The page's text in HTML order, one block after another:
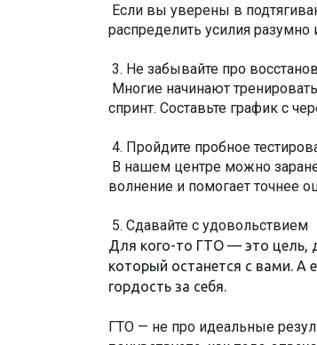
Если вы уверены в
распределить усилия разумно
3. Не забывайте про
Многие начинают
спринт. Составьте график с
4. Пройдите пробное
В нашем центре можно
волнение и помогает точнее
5. Сдавайте с удовольствием
Для кого-то ГТО — это цель,
который останется с вами. А
гордость за себя.
ГТО — не про идеальные